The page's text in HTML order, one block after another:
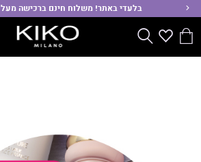
בלעדי באתר! משלוח חינם ברכישה מעל 199 ש"ח >>
הסל
Wishlistחפש